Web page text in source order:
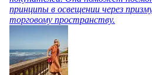
принципы в освещении через
торговому пространству.